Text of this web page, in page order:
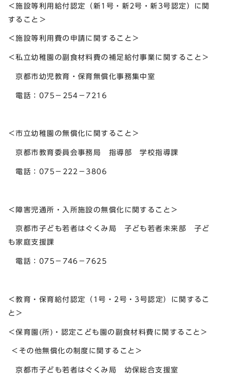
＜施設等利用給付認定（新1号・新2号・新3号認定）に関
すること＞
＜施設等利用費の申請に関すること＞
＜私立幼稚園の副食材料費の補足給付事業に関すること＞
京都市幼児教育・保育無償化事務集中室
電話：075－254－7216
＜市立幼稚園の無償化に関すること＞
京都市教育委員会事務局 指導部 学校指導課
電話：075－222－3806
＜障害児通所・入所施設の無償化に関すること＞
京都市子ども若者はぐくみ局 子ども若者未来部 子ど
も家庭支援課
電話：075－746－7625
＜教育・保育給付認定（1号・2号・3号認定）に関するこ
と＞
＜保育園(所)・認定こども園の副食材料費に関すること＞
＜その他無償化の制度に関すること＞
京都市子ども若者はぐくみ局 幼保総合支援室